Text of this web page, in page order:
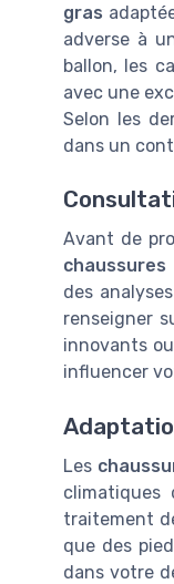
gras
adverse à
ballon, les
avec une
Selon les
dans un
Avant de
des
renseigner
innovants
influencer
Les
climatiques
traitement
que des
dans votre